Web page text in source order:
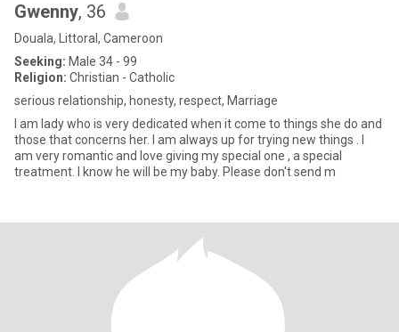
Gwenny, 36
Douala, Littoral, Cameroon
Seeking: Male 34 - 99
Religion: Christian - Catholic
serious relationship, honesty, respect, Marriage
I am lady who is very dedicated when it come to things she do and
those that concerns her. I am always up for trying new things . I
am very romantic and love giving my special one , a special
treatment. I know he will be my baby. Please don't send m